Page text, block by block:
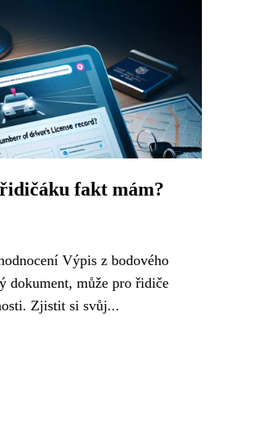
fakt mám?
Výpis z bodového
dokument, může pro řidiče
Zjistit si svůj...